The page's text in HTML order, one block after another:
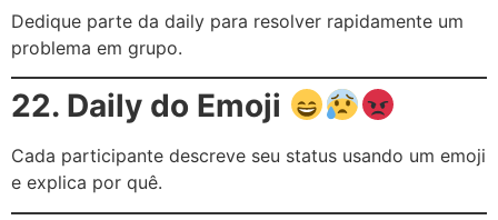
Dedique parte da daily para resolver rapidamente um
problema em grupo.
22. Daily do Emoji
Cada participante descreve seu status usando um emoji
e explica por quê.